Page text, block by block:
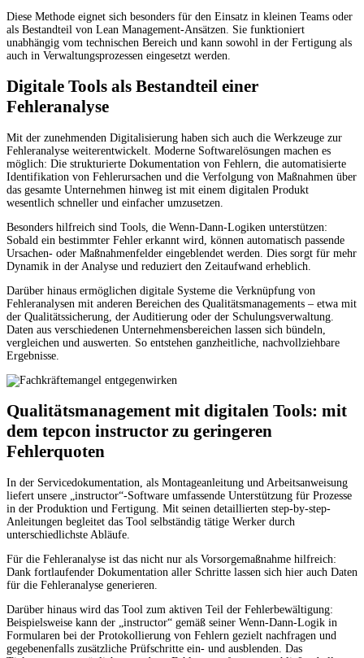
Diese Methode eignet sich besonders für den Einsatz in kleinen Teams oder
als Bestandteil von Lean Management-Ansätzen. Sie funktioniert
unabhängig vom technischen Bereich und kann sowohl in der Fertigung als
auch in Verwaltungsprozessen eingesetzt werden.
Digitale Tools als Bestandteil einer
Fehleranalyse
Mit der zunehmenden Digitalisierung haben sich auch die Werkzeuge zur
Fehleranalyse weiterentwickelt. Moderne Softwarelösungen machen es
möglich: Die strukturierte Dokumentation von Fehlern, die automatisierte
Identifikation von Fehlerursachen und die Verfolgung von Maßnahmen über
das gesamte Unternehmen hinweg ist mit einem digitalen Produkt
wesentlich schneller und einfacher umzusetzen.
Besonders hilfreich sind Tools, die Wenn-Dann-Logiken unterstützen:
Sobald ein bestimmter Fehler erkannt wird, können automatisch passende
Ursachen- oder Maßnahmenfelder eingeblendet werden. Dies sorgt für mehr
Dynamik in der Analyse und reduziert den Zeitaufwand erheblich.
Darüber hinaus ermöglichen digitale Systeme die Verknüpfung von
Fehleranalysen mit anderen Bereichen des Qualitätsmanagements – etwa mit
der Qualitätssicherung, der Auditierung oder der Schulungsverwaltung.
Daten aus verschiedenen Unternehmensbereichen lassen sich bündeln,
vergleichen und auswerten. So entstehen ganzheitliche, nachvollziehbare
Ergebnisse.
Qualitätsmanagement mit digitalen Tools: mit
dem tepcon instructor zu geringeren
Fehlerquoten
In der Servicedokumentation, als Montageanleitung und Arbeitsanweisung
liefert unsere „instructor“-Software umfassende Unterstützung für Prozesse
in der Produktion und Fertigung. Mit seinen detaillierten step-by-step-
Anleitungen begleitet das Tool selbständig tätige Werker durch
unterschiedlichste Abläufe.
Für die Fehleranalyse ist das nicht nur als Vorsorgemaßnahme hilfreich:
Dank fortlaufender Dokumentation aller Schritte lassen sich hier auch Daten
für die Fehleranalyse generieren.
Darüber hinaus wird das Tool zum aktiven Teil der Fehlerbewältigung:
Beispielsweise kann der „instructor“ gemäß seiner Wenn-Dann-Logik in
Formularen bei der Protokollierung von Fehlern gezielt nachfragen und
gegebenenfalls zusätzliche Prüfschritte ein- und ausblenden. Das